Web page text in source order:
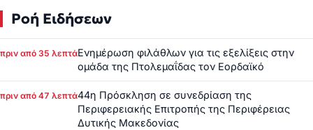
Ροή Ειδήσεων
πριν από 35 λεπτάΕνημέρωση φιλάθλων για τις εξελίξεις στην
ομάδα της Πτολεμαΐδας τον Εορδαϊκό
πριν από 47 λεπτά44η Πρόσκληση σε συνεδρίαση της
Περιφερειακής Επιτροπής της Περιφέρειας
Δυτικής Μακεδονίας